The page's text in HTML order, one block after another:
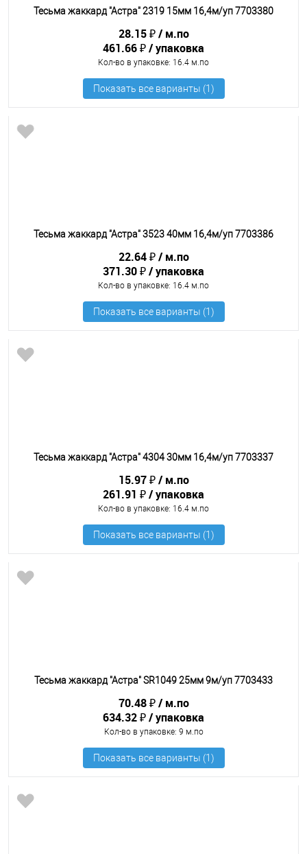
Тесьма жаккард "Астра" 2319 15мм 16,4м/уп 7703380
28.15 ₽
м.по
461.66 ₽
упаковка
Кол-во в упаковке: 16.4 м.по
Тесьма жаккард "Астра" 3523 40мм 16,4м/уп 7703386
22.64 ₽
м.по
371.30 ₽
упаковка
Кол-во в упаковке: 16.4 м.по
Тесьма жаккард "Астра" 4304 30мм 16,4м/уп 7703337
15.97 ₽
м.по
261.91 ₽
упаковка
Кол-во в упаковке: 16.4 м.по
Тесьма жаккард "Астра" SR1049 25мм 9м/уп 7703433
70.48 ₽
м.по
634.32 ₽
упаковка
Кол-во в упаковке: 9 м.по